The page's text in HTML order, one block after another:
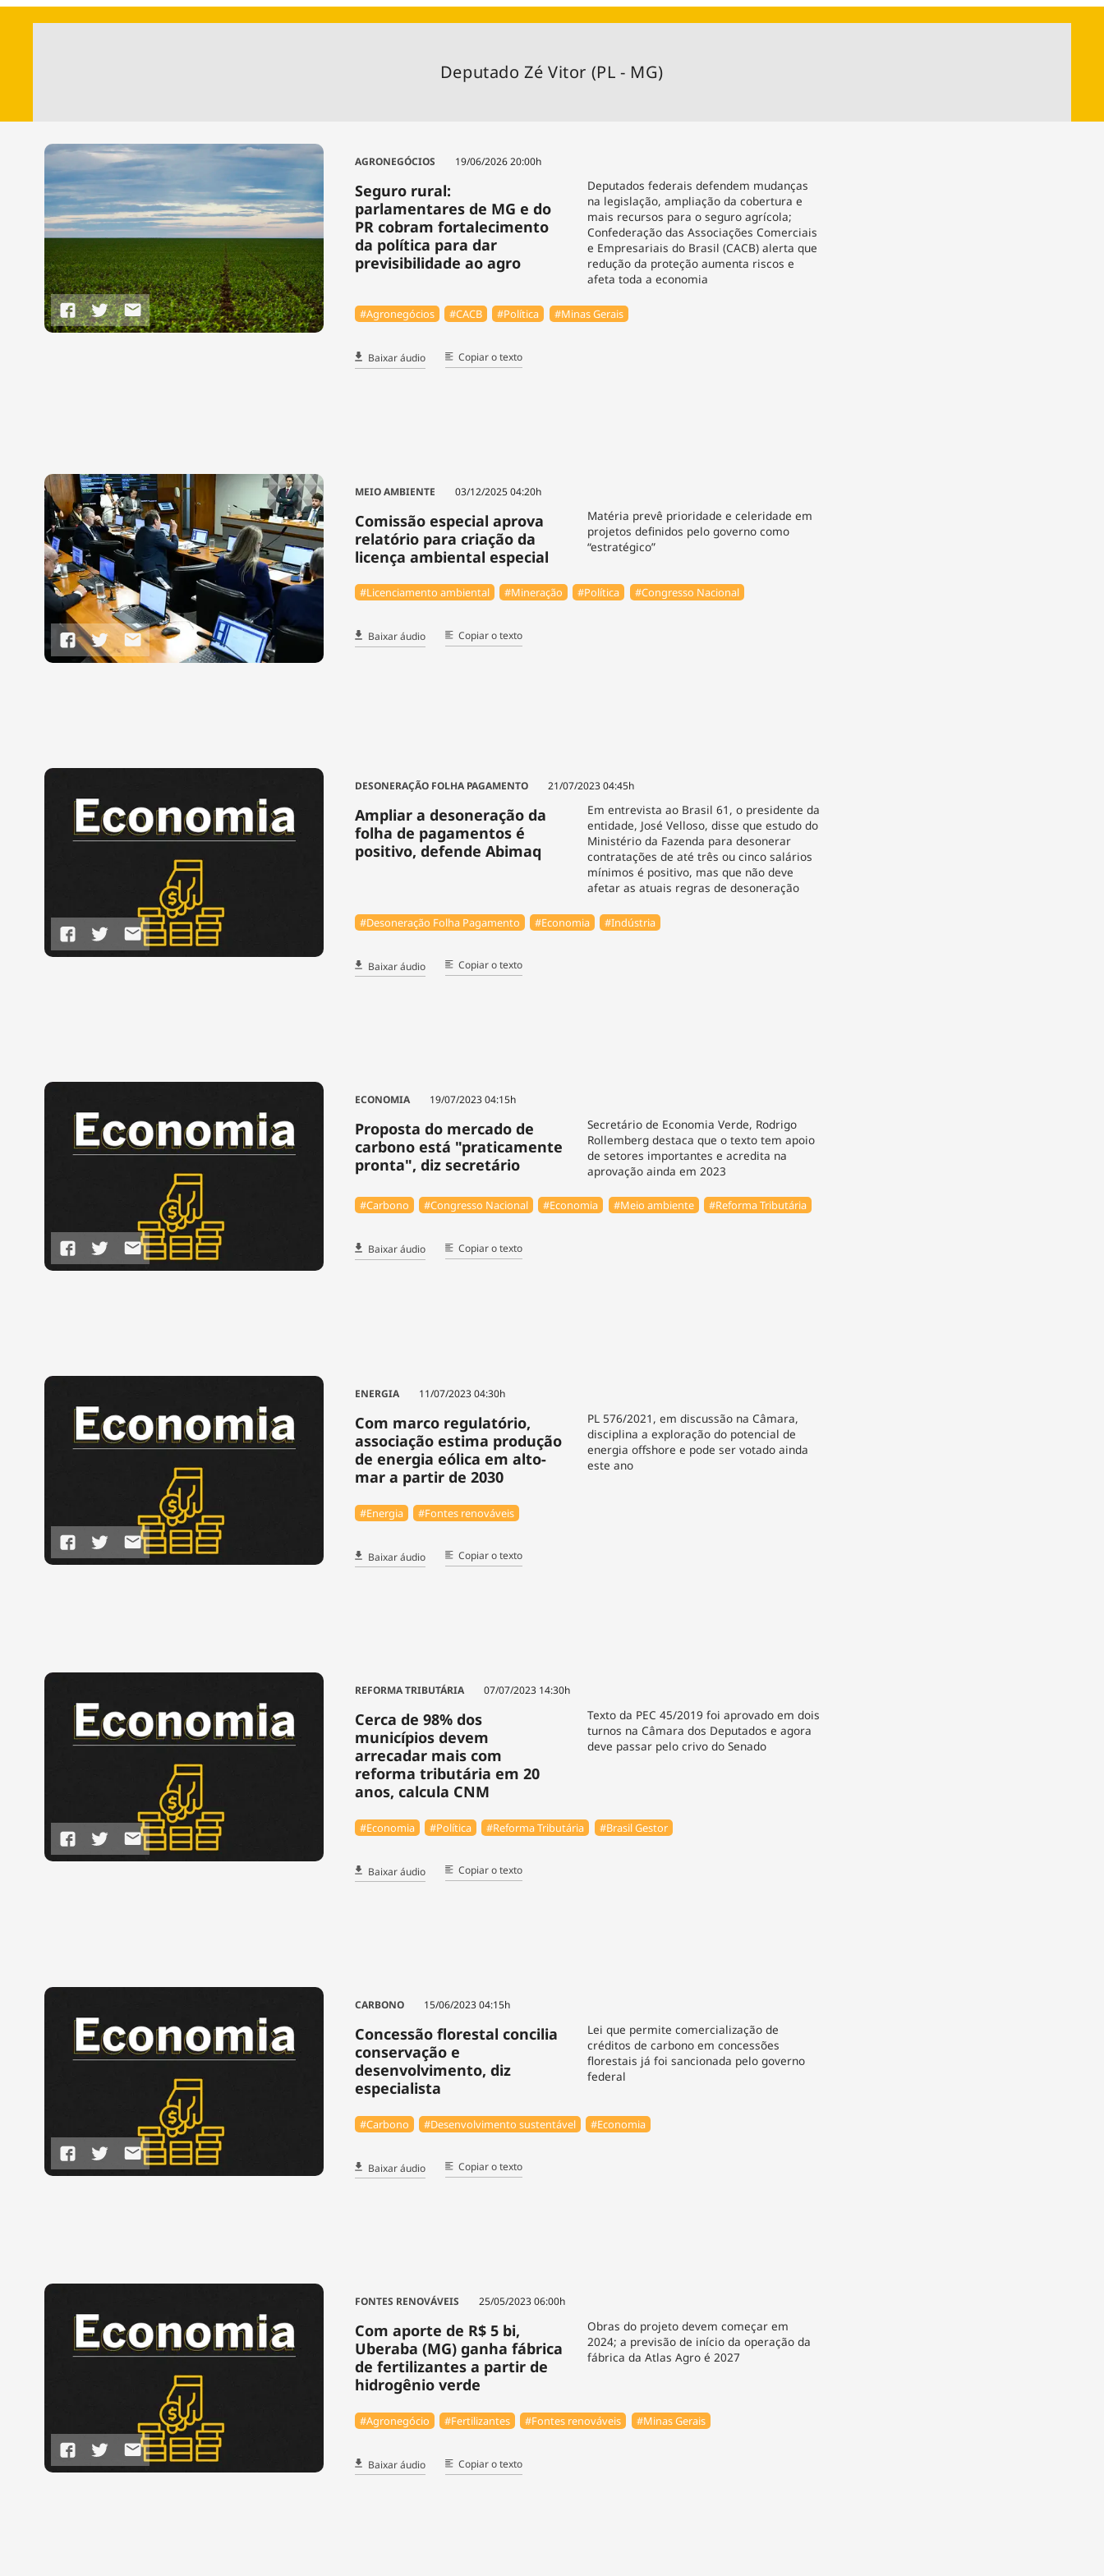
Deputado Zé Vitor (PL - MG)
AGRONEGÓCIOS 19/06/2026 20:00h
Seguro rural:
parlamentares de MG e do
PR cobram fortalecimento
da política para dar
previsibilidade ao agro
Deputados federais defendem mudanças
na legislação, ampliação da cobertura e
mais recursos para o seguro agrícola;
Confederação das Associações Comerciais
e Empresariais do Brasil (CACB) alerta que
redução da proteção aumenta riscos e
afeta toda a economia
#Agronegócios #⁠CACB #Política #Minas Gerais
Baixar áudio Copiar o texto
MEIO AMBIENTE 03/12/2025 04:20h
Comissão especial aprova
relatório para criação da
licença ambiental especial
Matéria prevê prioridade e celeridade em
projetos definidos pelo governo como
“estratégico”
#Licenciamento ambiental #Mineração #Política #Congresso Nacional
Baixar áudio Copiar o texto
DESONERAÇÃO FOLHA PAGAMENTO 21/07/2023 04:45h
Ampliar a desoneração da
folha de pagamentos é
positivo, defende Abimaq
Em entrevista ao Brasil 61, o presidente da
entidade, José Velloso, disse que estudo do
Ministério da Fazenda para desonerar
contratações de até três ou cinco salários
mínimos é positivo, mas que não deve
afetar as atuais regras de desoneração
#Desoneração Folha Pagamento #Economia #Indústria
Baixar áudio Copiar o texto
ECONOMIA 19/07/2023 04:15h
Proposta do mercado de
carbono está "praticamente
pronta", diz secretário
Secretário de Economia Verde, Rodrigo
Rollemberg destaca que o texto tem apoio
de setores importantes e acredita na
aprovação ainda em 2023
#Carbono #Congresso Nacional #Economia #Meio ambiente #Reforma Tributária
Baixar áudio Copiar o texto
ENERGIA 11/07/2023 04:30h
Com marco regulatório,
associação estima produção
de energia eólica em alto-
mar a partir de 2030
PL 576/2021, em discussão na Câmara,
disciplina a exploração do potencial de
energia offshore e pode ser votado ainda
este ano
#Energia #Fontes renováveis
Baixar áudio Copiar o texto
REFORMA TRIBUTÁRIA 07/07/2023 14:30h
Cerca de 98% dos
municípios devem
arrecadar mais com
reforma tributária em 20
anos, calcula CNM
Texto da PEC 45/2019 foi aprovado em dois
turnos na Câmara dos Deputados e agora
deve passar pelo crivo do Senado
#Economia #Política #Reforma Tributária #Brasil Gestor
Baixar áudio Copiar o texto
CARBONO 15/06/2023 04:15h
Concessão florestal concilia
conservação e
desenvolvimento, diz
especialista
Lei que permite comercialização de
créditos de carbono em concessões
florestais já foi sancionada pelo governo
federal
#Carbono #Desenvolvimento sustentável #Economia
Baixar áudio Copiar o texto
FONTES RENOVÁVEIS 25/05/2023 06:00h
Com aporte de R$ 5 bi,
Uberaba (MG) ganha fábrica
de fertilizantes a partir de
hidrogênio verde
Obras do projeto devem começar em
2024; a previsão de início da operação da
fábrica da Atlas Agro é 2027
#Agronegócio #Fertilizantes #Fontes renováveis #Minas Gerais
Baixar áudio Copiar o texto